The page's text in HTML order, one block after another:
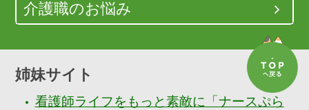
介護職のお悩み
姉妹サイト
看護師ライフをもっと素敵に「ナースぷら